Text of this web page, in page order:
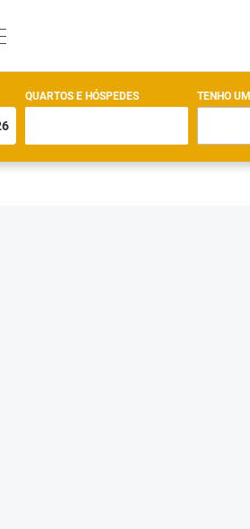
QUARTOS E HÓSPEDES TENHO